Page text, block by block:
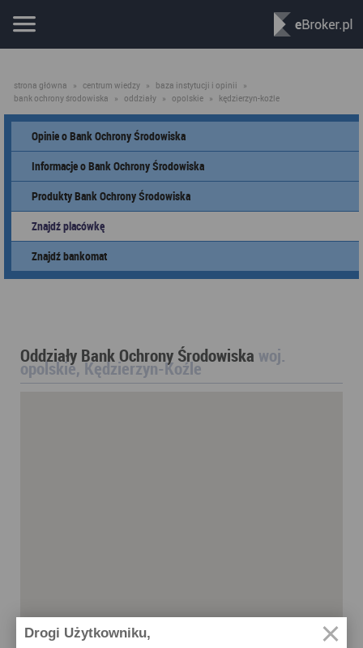
strona główna » centrum wiedzy » baza instytucji i opinii
»
bank ochrony środowiska
» oddziały » opolskie » kędzierzyn-koźle
Opinie o Bank Ochrony Środowiska
Informacje o Bank Ochrony Środowiska
Produkty Bank Ochrony Środowiska
Znajdź placówkę
Znajdź bankomat
Oddziały Bank Ochrony Środowiska woj.
opolskie, Kędzierzyn-Koźle
Drogi Użytkowniku,